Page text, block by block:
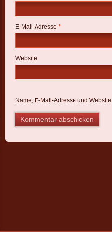
E-Mail-Adresse *
Website
Name, E-Mail-Adresse und